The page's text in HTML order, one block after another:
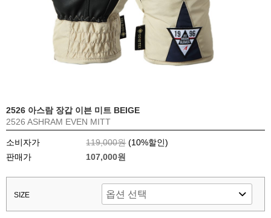
2526 아스람 장갑 이븐 미트 BEIGE
2526 ASHRAM EVEN MITT
소비자가 119,000원 (10%할인)
판매가
107,000원
SIZE